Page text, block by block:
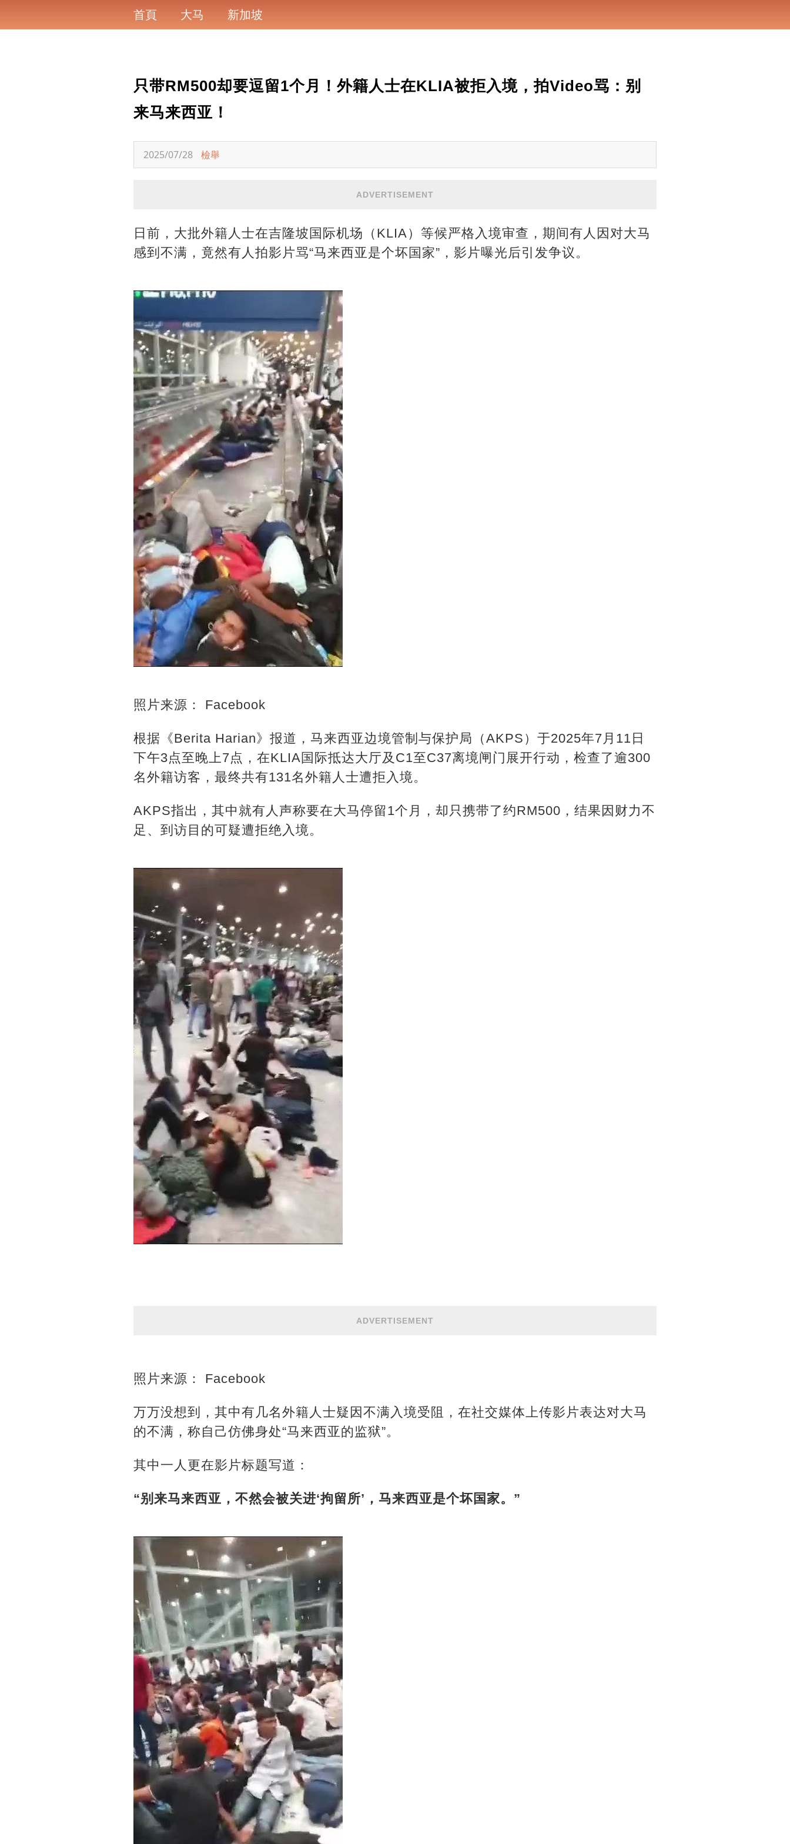
首頁 大马 新加坡
只带RM500却要逗留1个月！外籍人士在KLIA被拒入境，拍Video骂：别
来马来西亚！
2025/07/28 檢舉
ADVERTISEMENT
日前，大批外籍人士在吉隆坡国际机场（KLIA）等候严格入境审查，期间有人因对大马
感到不满，竟然有人拍影片骂“马来西亚是个坏国家”，影片曝光后引发争议。
照片来源： Facebook
根据《Berita Harian》报道，马来西亚边境管制与保护局（AKPS）于2025年7月11日
下午3点至晚上7点，在KLIA国际抵达大厅及C1至C37离境闸门展开行动，检查了逾300
名外籍访客，最终共有131名外籍人士遭拒入境。
AKPS指出，其中就有人声称要在大马停留1个月，却只携带了约RM500，结果因财力不
足、到访目的可疑遭拒绝入境。
ADVERTISEMENT
照片来源： Facebook
万万没想到，其中有几名外籍人士疑因不满入境受阻，在社交媒体上传影片表达对大马
的不满，称自己仿佛身处“马来西亚的监狱”。
其中一人更在影片标题写道：
“别来马来西亚，不然会被关进‘拘留所’，马来西亚是个坏国家。”